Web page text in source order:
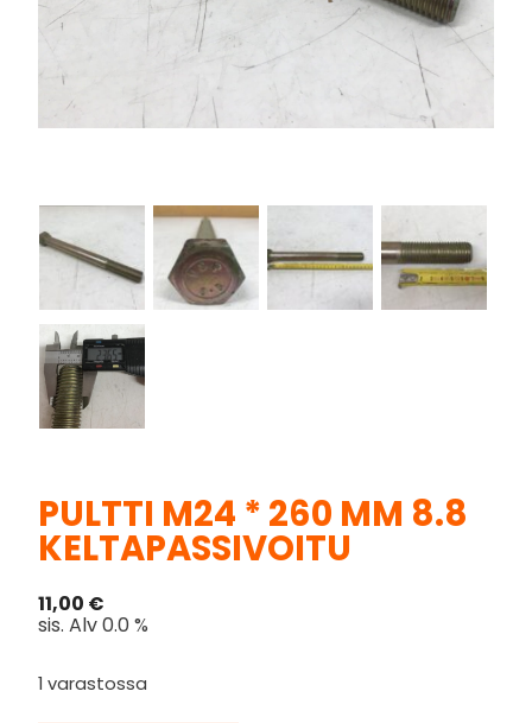
PULTTI M24 * 260 MM 8.8
KELTAPASSIVOITU
11,00 €
sis. Alv 0.0 %
1 varastossa